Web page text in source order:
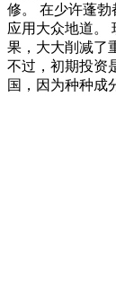
修。 在少许蓬
应用大众地道。
果，大大削减了
不过，初期投资
国，因为种种成